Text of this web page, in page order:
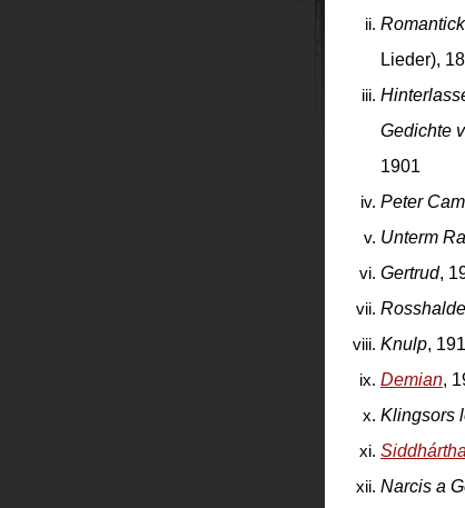
Lieder),
Gedichte
1901
Peter
Unterm
Gertrud,
Rosshalde
Knulp,
Demian,
Klingsors
Siddhártha
Narcis a